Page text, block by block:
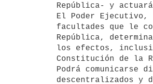
República- y
El Poder Ejecutivo,
facultades que le
República,
los efectos,
Constitución de la
Podrá comunicarse